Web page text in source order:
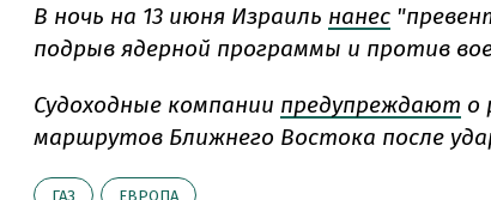
В ночь на 13 июня Израиль нанес
подрыв ядерной программы и против
Судоходные компании предупреждают о
маршрутов Ближнего Востока после
ГАЗ ЕВРОПА